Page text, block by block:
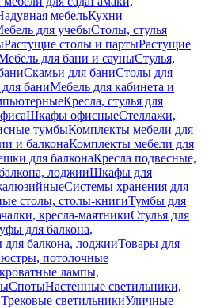
мебельКухни
для учебыСтолы, стулья
Растущие столы и партыРастущие
для бани и сауныСтулья,
Скамьи для баниСтолы для
баниМебель для кабинета и
Кресла, стулья для
Шкафы офисныеСтеллажи,
тумбыКомплекты мебели для
и балконаКомплекты мебели для
для балконаКресла подвесные,
лоджииШкафы для
Системы хранения для
столы, столы-книгиТумбы для
кресла-маятникиСтулья для
для балкона,
балкона, лоджииТовары для
потолочные
лампы,
СпотыНастенные светильники,
Трековые светильникиУличные